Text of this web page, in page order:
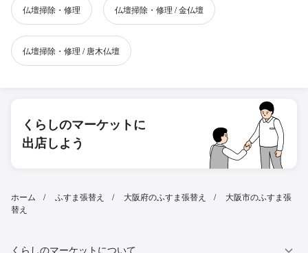
仏壇掃除・修理 仏壇掃除・修理 / 金仏壇
仏壇掃除・修理 / 唐木仏壇
くらしのマーケットに
出店しよう
ホーム ふすま張替え 大阪府のふすま張替え
大阪市のふすま張
替え
くらしのマーケットについて